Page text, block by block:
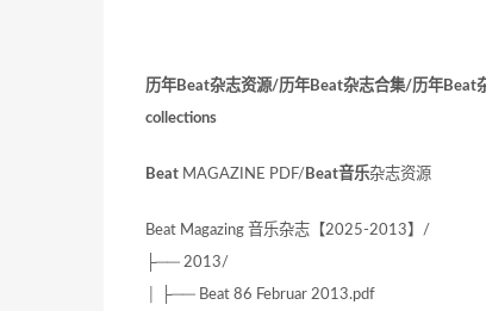
历年Beat杂志资源/历年Beat杂志合集/历年Beat
collections
Beat MAGAZINE PDF/Beat音乐杂志资源
Beat Magazing 音乐杂志【2025-2013】/
├── 2013/
│ ├── Beat 86 Februar 2013.pdf